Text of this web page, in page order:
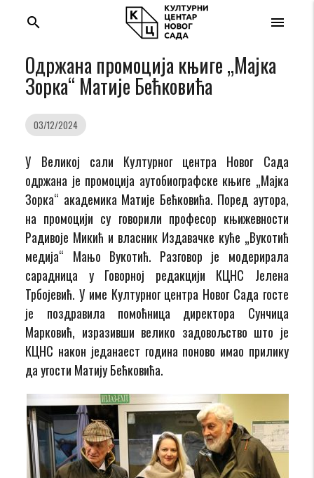
menu
search
Одржана промоција књиге „Мајка
Зорка“ Матије Бећковића
03/12/2024
У Великој сали Културног центра Новог Сада
одржана је промоција аутобиографске књиге „Мајка
Зорка“ академика Матије Бећковића. Поред аутора,
на промоцији су говорили професор књижевности
Радивоје Микић и власник Издавачке куће „Вукотић
медија“ Мањо Вукотић. Разговор је модерирала
сарадница у Говорној редакцији КЦНС Јелена
Трбојевић. У име Културног центра Новог Сада госте
је поздравила помоћница директора Сунчица
Марковић, изразивши велико задовољство што је
КЦНС након једанаест година поново имао прилику
да угости Матију Бећковића.